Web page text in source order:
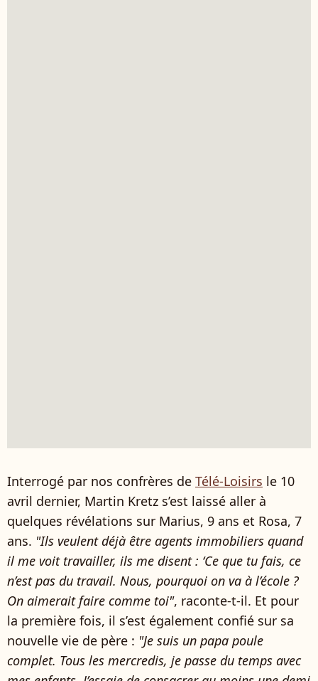
Interrogé par nos confrères de Télé-Loisirs le 10
avril dernier, Martin Kretz s’est laissé aller à
quelques révélations sur Marius, 9 ans et Rosa, 7
ans. "Ils veulent déjà être agents immobiliers quand
il me voit travailler, ils me disent : ‘Ce que tu fais, ce
n’est pas du travail. Nous, pourquoi on va à l’école ?
On aimerait faire comme toi", raconte-t-il. Et pour
la première fois, il s’est également confié sur sa
nouvelle vie de père : "Je suis un papa poule
complet. Tous les mercredis, je passe du temps avec